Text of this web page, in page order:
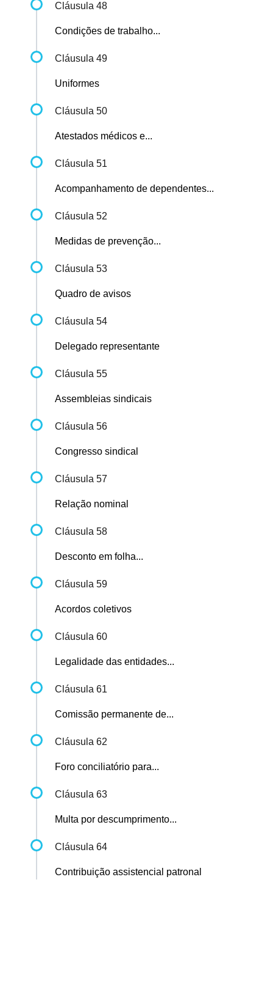
Cláusula 48
Condições de trabalho...
Cláusula 49
Uniformes
Cláusula 50
Atestados médicos e...
Cláusula 51
Acompanhamento de dependentes...
Cláusula 52
Medidas de prevenção...
Cláusula 53
Quadro de avisos
Cláusula 54
Delegado representante
Cláusula 55
Assembleias sindicais
Cláusula 56
Congresso sindical
Cláusula 57
Relação nominal
Cláusula 58
Desconto em folha...
Cláusula 59
Acordos coletivos
Cláusula 60
Legalidade das entidades...
Cláusula 61
Comissão permanente de...
Cláusula 62
Foro conciliatório para...
Cláusula 63
Multa por descumprimento...
Cláusula 64
Contribuição assistencial patronal